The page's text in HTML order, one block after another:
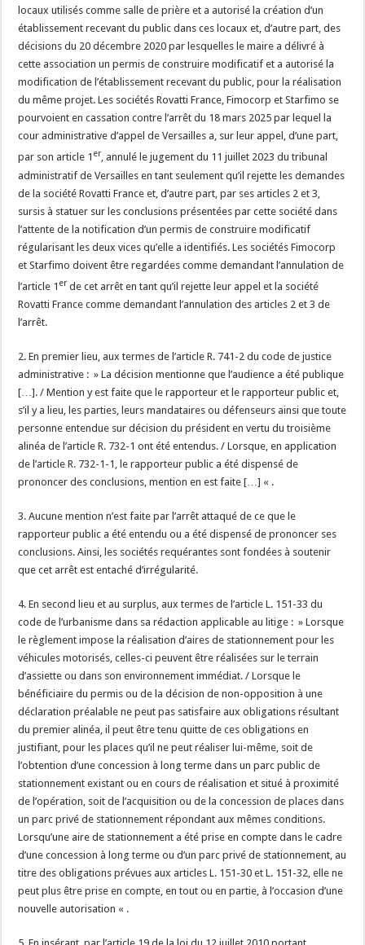
locaux utilisés comme salle de prière et a autorisé la création d’un
établissement recevant du public dans ces locaux et, d’autre part, des
décisions du 20 décembre 2020 par lesquelles le maire a délivré à
cette association un permis de construire modificatif et a autorisé la
modification de l’établissement recevant du public, pour la réalisation
du même projet. Les sociétés Rovatti France, Fimocorp et Starfimo se
pourvoient en cassation contre l’arrêt du 18 mars 2025 par lequel la
cour administrative d’appel de Versailles a, sur leur appel, d’une part,
par son article 1 er, annulé le jugement du 11 juillet 2023 du tribunal
administratif de Versailles en tant seulement qu’il rejette les demandes
de la société Rovatti France et, d’autre part, par ses articles 2 et 3,
sursis à statuer sur les conclusions présentées par cette société dans
l’attente de la notification d’un permis de construire modificatif
régularisant les deux vices qu’elle a identifiés. Les sociétés Fimocorp
et Starfimo doivent être regardées comme demandant l’annulation de
l’article 1 er de cet arrêt en tant qu’il rejette leur appel et la société
Rovatti France comme demandant l’annulation des articles 2 et 3 de
l’arrêt.
2. En premier lieu, aux termes de l’article R. 741-2 du code de justice
administrative : » La décision mentionne que l’audience a été publique
[…]. / Mention y est faite que le rapporteur et le rapporteur public et,
s’il y a lieu, les parties, leurs mandataires ou défenseurs ainsi que toute
personne entendue sur décision du président en vertu du troisième
alinéa de l’article R. 732-1 ont été entendus. / Lorsque, en application
de l’article R. 732-1-1, le rapporteur public a été dispensé de
prononcer des conclusions, mention en est faite […] « .
3. Aucune mention n’est faite par l’arrêt attaqué de ce que le
rapporteur public a été entendu ou a été dispensé de prononcer ses
conclusions. Ainsi, les sociétés requérantes sont fondées à soutenir
que cet arrêt est entaché d’irrégularité.
4. En second lieu et au surplus, aux termes de l’article L. 151-33 du
code de l’urbanisme dans sa rédaction applicable au litige : » Lorsque
le règlement impose la réalisation d’aires de stationnement pour les
véhicules motorisés, celles-ci peuvent être réalisées sur le terrain
d’assiette ou dans son environnement immédiat. / Lorsque le
bénéficiaire du permis ou de la décision de non-opposition à une
déclaration préalable ne peut pas satisfaire aux obligations résultant
du premier alinéa, il peut être tenu quitte de ces obligations en
justifiant, pour les places qu’il ne peut réaliser lui-même, soit de
l’obtention d’une concession à long terme dans un parc public de
stationnement existant ou en cours de réalisation et situé à proximité
de l’opération, soit de l’acquisition ou de la concession de places dans
un parc privé de stationnement répondant aux mêmes conditions.
Lorsqu’une aire de stationnement a été prise en compte dans le cadre
d’une concession à long terme ou d’un parc privé de stationnement, au
titre des obligations prévues aux articles L. 151-30 et L. 151-32, elle ne
peut plus être prise en compte, en tout ou en partie, à l’occasion d’une
nouvelle autorisation « .